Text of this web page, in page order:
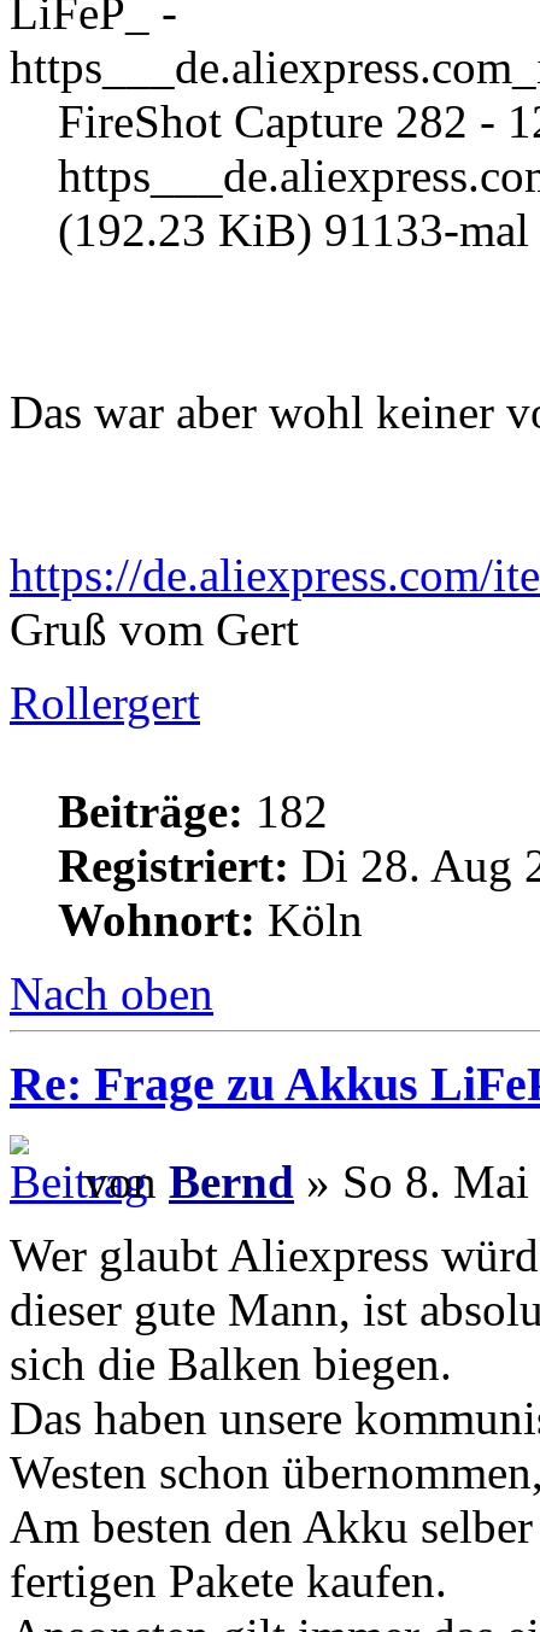
FireShot Capture 282 -
(192.23 KiB) 91133-mal
Das war aber wohl keiner
https://de.aliexpress.com/
Gruß vom Gert
Rollergert
Beiträge: 182
Registriert: Di 28. Aug
Wohnort: Köln
Nach oben
Re: Frage zu Akkus
von Bernd » So 8.
Wer glaubt Aliexpress
dieser gute Mann, ist
sich die Balken biegen.
Das haben unsere
Westen schon
Am besten den Akku
fertigen Pakete kaufen.